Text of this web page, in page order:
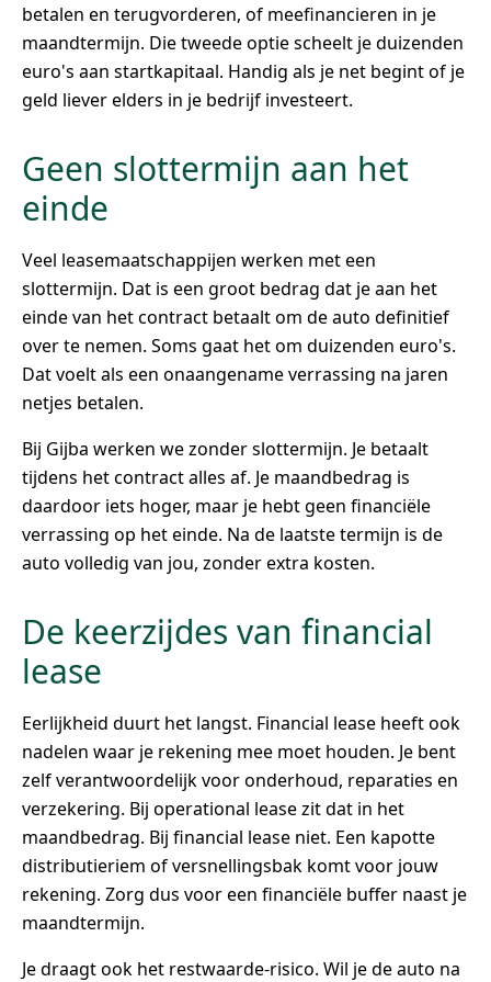
betalen en terugvorderen, of meefinancieren in je
maandtermijn. Die tweede optie scheelt je duizenden
euro's aan startkapitaal. Handig als je net begint of je
geld liever elders in je bedrijf investeert.
Geen slottermijn aan het
einde
Veel leasemaatschappijen werken met een
slottermijn. Dat is een groot bedrag dat je aan het
einde van het contract betaalt om de auto definitief
over te nemen. Soms gaat het om duizenden euro's.
Dat voelt als een onaangename verrassing na jaren
netjes betalen.
Bij Gijba werken we zonder slottermijn. Je betaalt
tijdens het contract alles af. Je maandbedrag is
daardoor iets hoger, maar je hebt geen financiële
verrassing op het einde. Na de laatste termijn is de
auto volledig van jou, zonder extra kosten.
De keerzijdes van financial
lease
Eerlijkheid duurt het langst. Financial lease heeft ook
nadelen waar je rekening mee moet houden. Je bent
zelf verantwoordelijk voor onderhoud, reparaties en
verzekering. Bij operational lease zit dat in het
maandbedrag. Bij financial lease niet. Een kapotte
distributieriem of versnellingsbak komt voor jouw
rekening. Zorg dus voor een financiële buffer naast je
maandtermijn.
Je draagt ook het restwaarde-risico. Wil je de auto na